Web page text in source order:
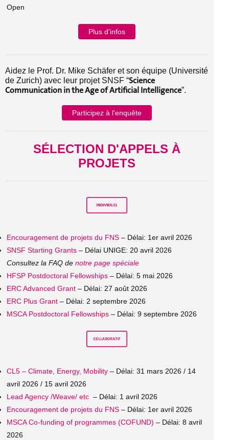
Open
Plus d'infos
Aidez le Prof. Dr. Mike Schäfer et son équipe (Université
de Zurich) avec leur projet SNSF “Science
Communication in the Age of Artificial Intelligence”.
Participez à l'enquête
SÉLECTION D'APPELS À
PROJETS
Encouragement de projets du FNS – Délai: 1er avril 2026
SNSF Starting Grants – Délai UNIGE: 20 avril 2026
Consultez la FAQ de notre page spéciale
HFSP Postdoctoral Fellowships – Délai: 5 mai 2026
ERC Advanced Grant – Délai: 27 août 2026
ERC Plus Grant – Délai: 2 septembre 2026
MSCA Postdoctoral Fellowships – Délai: 9 septembre 2026
CL5 – Climate, Energy, Mobility – Délai: 31 mars 2026 / 14
avril 2026 / 15 avril 2026
Lead Agency /Weave/ etc – Délai: 1 avril 2026
Encouragement de projets du FNS – Délai: 1er avril 2026
MSCA Co-funding of programmes (COFUND) – Délai: 8 avril
2026